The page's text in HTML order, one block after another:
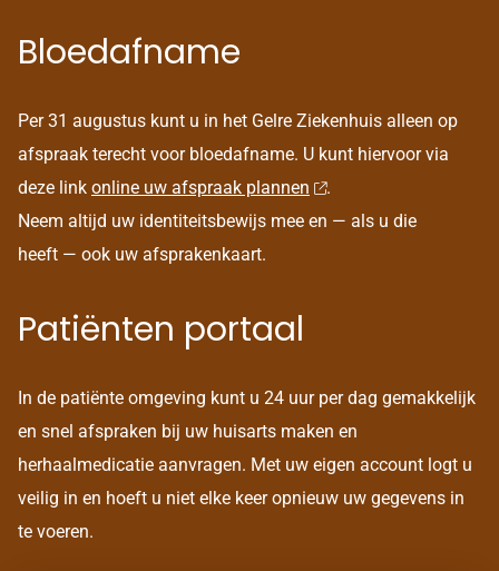
Bloedafname
Per 31 augustus kunt u in het Gelre Ziekenhuis alleen op
afspraak terecht voor bloedafname. U kunt hiervoor via
deze link online uw afspraak plannen
.
Neem altijd uw identiteitsbewijs mee en — als u die
heeft — ook uw afsprakenkaart.
Patiënten portaal
In de patiënte omgeving kunt u 24 uur per dag gemakkelijk
en snel afspraken bij uw huisarts maken en
herhaalmedicatie aanvragen. Met uw eigen account logt u
veilig in en hoeft u niet elke keer opnieuw uw gegevens in
te voeren.